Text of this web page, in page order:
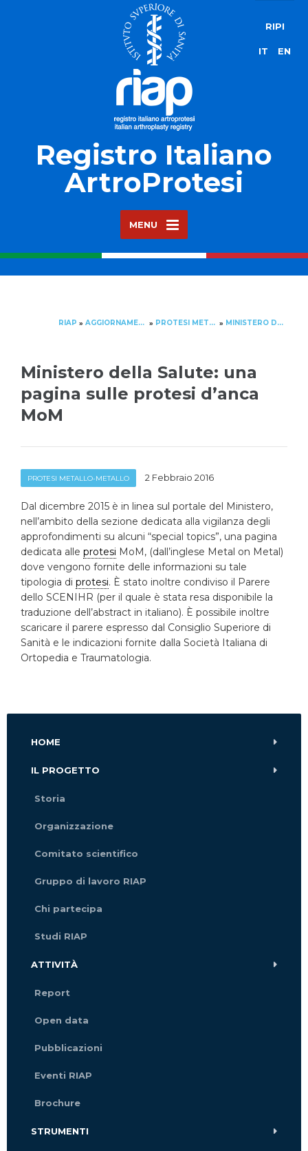
Registro Italiano
ArtroProtesi
MENU
RIPI
IT EN
RIAP » AGGIORNAMENTO » PROTESI METALLO-METALLO » MINISTERO DELLA SALUTE: UNA PAGINA SULLE PROTESI D’ANCA MOM
Ministero della Salute: una
pagina sulle protesi d’anca
MoM
PROTESI METALLO-METALLO 2 Febbraio 2016
Dal dicembre 2015 è in linea sul portale del Ministero,
nell’ambito della sezione dedicata alla vigilanza degli
approfondimenti su alcuni “special topics”, una pagina
dedicata alle protesi MoM, (dall’inglese Metal on Metal)
dove vengono fornite delle informazioni su tale
tipologia di protesi. È stato inoltre condiviso il Parere
dello SCENIHR (per il quale è stata resa disponibile la
traduzione dell’abstract in italiano). È possibile inoltre
scaricare il parere espresso dal Consiglio Superiore di
Sanità e le indicazioni fornite dalla Società Italiana di
Ortopedia e Traumatologia.
HOME
IL PROGETTO
Storia
Organizzazione
Comitato scientifico
Gruppo di lavoro RIAP
Chi partecipa
Studi RIAP
ATTIVITÀ
Report
Open data
Pubblicazioni
Eventi RIAP
Brochure
STRUMENTI